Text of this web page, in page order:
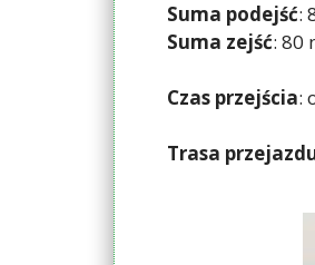
Suma podejść:
Suma zejść: 80
Czas przejścia:
Trasa